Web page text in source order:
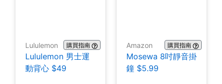
Lululemon 購買指南
Lululemon 男士運
動背心 $49
Amazon 購買指南
Mosewa 8吋靜音掛
鐘 $5.99